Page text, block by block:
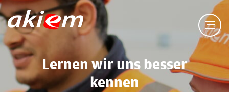
Lernen wir uns besser
kennen